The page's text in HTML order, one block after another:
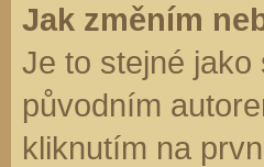
Jak změním
Je to stejné
původním
kliknutím na